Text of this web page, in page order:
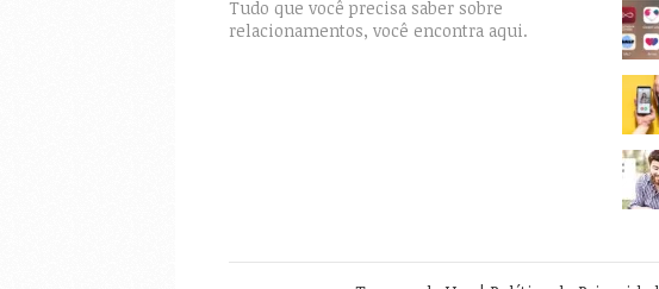
Tudo que você precisa saber sobre
relacionamentos, você encontra aqui.